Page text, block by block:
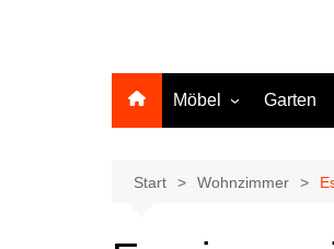
Möbel Garten
Start Wohnzimmer